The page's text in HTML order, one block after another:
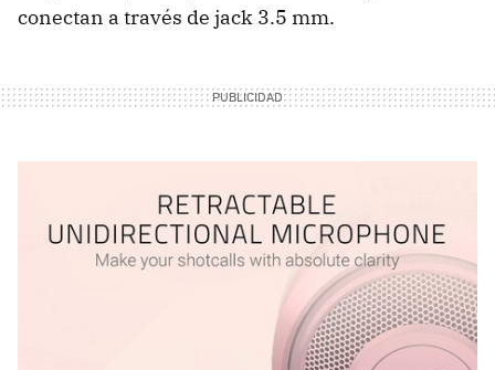
conectan a través de jack 3.5 mm.